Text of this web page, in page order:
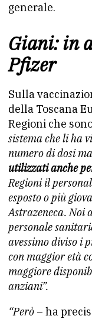
generale.
Giani: in
Pfizer
Sulla
della Toscana
Regioni che
sistema che li ha
numero didosi
utilizzati anche
Regioni il
esposto o più
Astrazeneca. Noi
personale
avessimo diviso i
con maggior età
maggiore
anziani”.
“Però – ha